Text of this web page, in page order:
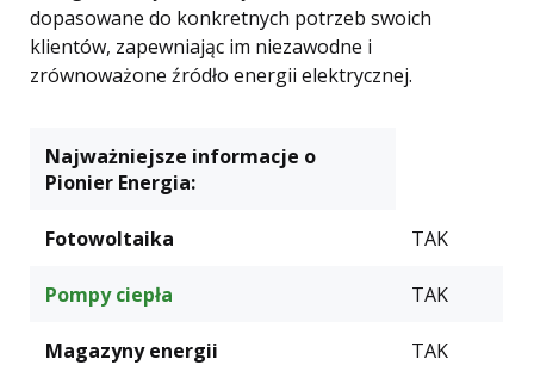
dopasowane do konkretnych potrzeb swoich
klientów, zapewniając im niezawodne i
zrównoważone źródło energii elektrycznej.
Najważniejsze informacje o
Pionier Energia:
Fotowoltaika TAK
Pompy ciepła TAK
Magazyny energii TAK